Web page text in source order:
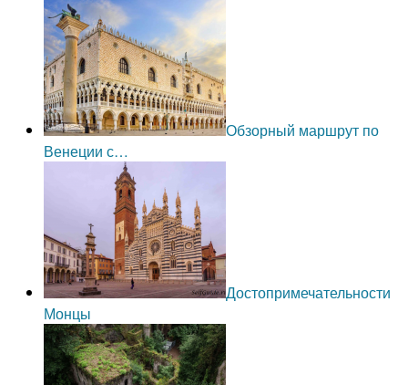
Обзорный маршрут по
Венеции с…
Достопримечательности
Монцы